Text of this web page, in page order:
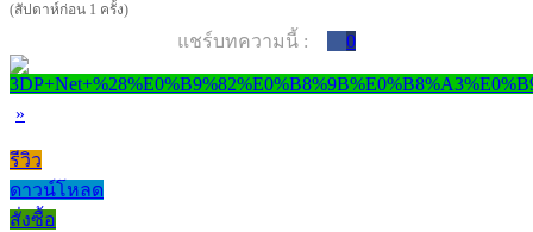
(สัปดาห์ก่อน 1 ครั้ง)
แชร์บทความนี้ : 0
»
รีวิว
ดาวน์โหลด
สั่งซื้อ